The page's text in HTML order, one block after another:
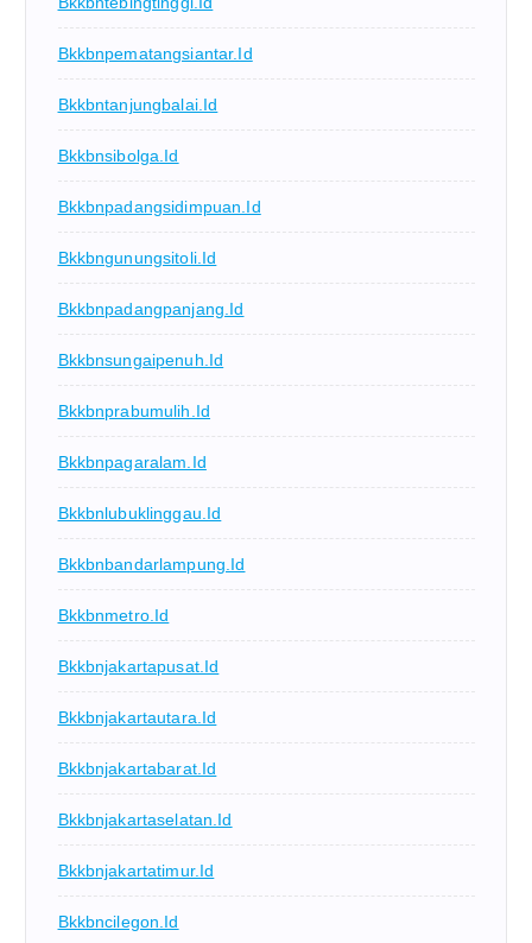
Bkkbnpematangsiantar.id
Bkkbntanjungbalai.id
Bkkbnsibolga.id
Bkkbnpadangsidimpuan.id
Bkkbngunungsitoli.id
Bkkbnpadangpanjang.id
Bkkbnsungaipenuh.id
Bkkbnprabumulih.id
Bkkbnpagaralam.id
Bkkbnlubuklinggau.id
Bkkbnbandarlampung.id
Bkkbnmetro.id
Bkkbnjakartapusat.id
Bkkbnjakartautara.id
Bkkbnjakartabarat.id
Bkkbnjakartaselatan.id
Bkkbnjakartatimur.id
Bkkbncilegon.id